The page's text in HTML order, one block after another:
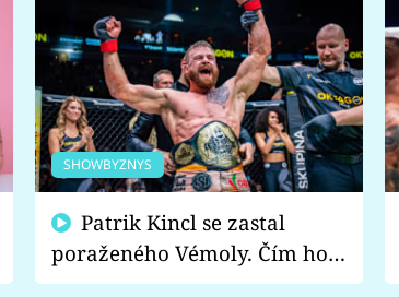
SHOWBYZNYS
poraženého Vémoly. Čím ho
fanoušci naštvali?